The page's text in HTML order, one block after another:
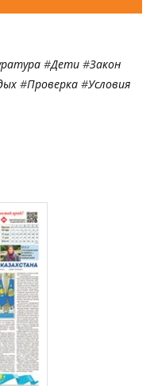
#Дети #Закон
#Проверка #Условия